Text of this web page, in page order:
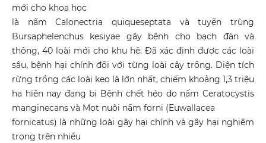
mới cho khoa học
là nấm Calonectria quiqueseptata và tuyến trùng
Bursaphelenchus kesiyae gây bệnh cho bạch đàn và
thông, 40 loài mới cho khu hệ. Đã xác định được các loài
sâu, bệnh hại chính đối với từng loài cây trồng. Diện tích
rừng trồng các loài keo là lớn nhất, chiếm khoảng 1,3 triệu
ha hiện nay đang bị Bệnh chết héo do nấm Ceratocystis
manginecans và Mọt nuôi nấm forni (Euwallacea
fornicatus) là những loài gây hại chính và gây hại nghiêm
trọng trên nhiều